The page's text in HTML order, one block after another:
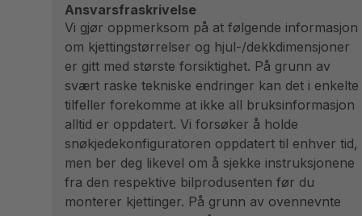
Ansvarsfraskrivelse
Vi gjør oppmerksom på at følgende informasjon
om kjettingstørrelser og hjul-/dekkdimensjoner
er gitt med største forsiktighet. På grunn av
svært raske tekniske endringer kan det i enkelte
tilfeller forekomme at ikke all bruksinformasjon
alltid er oppdatert. Vi forsøker å holde
snøkjedekonfiguratoren oppdatert til enhver tid,
men ber deg likevel om å sjekke instruksjonene
fra den respektive bilprodusenten før du
monterer kjettinger. På grunn av ovennevnte